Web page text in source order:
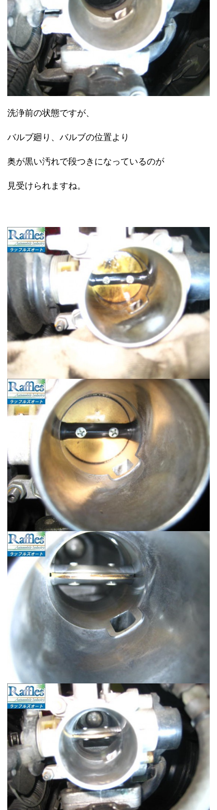
洗浄前の状態ですが、
バルブ廻り、バルブの位置より
奥が黒い汚れで段つきになっているのが
見受けられますね。